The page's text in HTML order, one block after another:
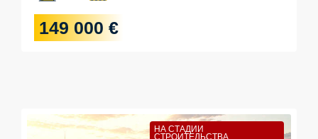
149 000 €
НА СТАДИИ
СТРОИТЕЛЬСТВА